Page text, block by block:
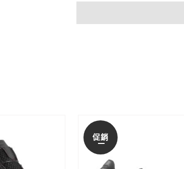
促銷